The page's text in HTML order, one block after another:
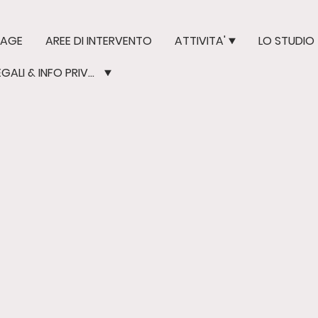
AREE DI INTERVENTO ATTIVITA'
LO STUDIO
NOTE LEGALI & INFO PRIVACY